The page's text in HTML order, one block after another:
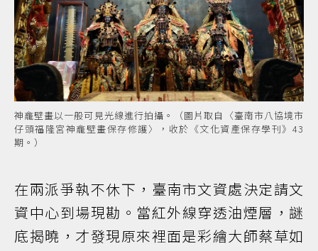
神龕壁畫以一般可見光線進行拍攝。（圖片取自〈臺南市八協境市
仔頭福隆宮神龕壁畫保存修護〉，收於《文化資產保存學刊》43
期。）
在兩派爭執不休下，臺南市文資處決定請文
資中心到場現勘。當紅外線穿透油煙層，謎
底揭曉，才發現原來裡面是彩繪大師蔡草如